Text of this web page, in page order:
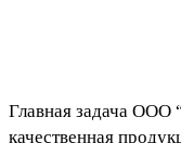
Главная задача ООО
качественная